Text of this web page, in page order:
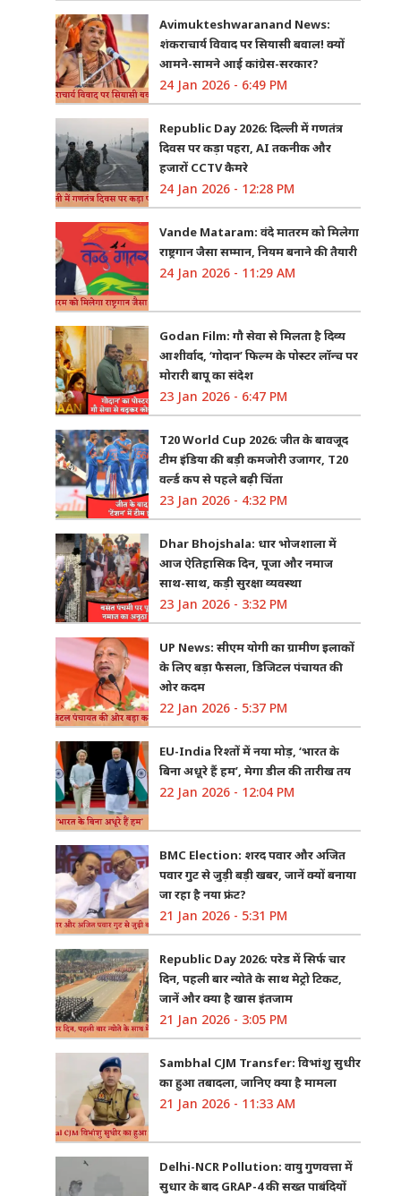
Avimukteshwaranand News:
शंकराचार्य विवाद पर सियासी बवाल! क्यों
आमने-सामने आई कांग्रेस-सरकार?
24 Jan 2026 - 6:49 PM
Republic Day 2026: दिल्ली में गणतंत्र
दिवस पर कड़ा पहरा, AI तकनीक और
हजारों CCTV कैमरे
24 Jan 2026 - 12:28 PM
Vande Mataram: वंदे मातरम को मिलेगा
राष्ट्रगान जैसा सम्मान, नियम बनाने की तैयारी
24 Jan 2026 - 11:29 AM
Godan Film: गौ सेवा से मिलता है दिव्य
आशीर्वाद, ‘गोदान’ फिल्म के पोस्टर लॉन्च पर
मोरारी बापू का संदेश
23 Jan 2026 - 6:47 PM
T20 World Cup 2026: जीत के बावजूद
टीम इंडिया की बड़ी कमजोरी उजागर, T20
वर्ल्ड कप से पहले बढ़ी चिंता
23 Jan 2026 - 4:32 PM
Dhar Bhojshala: धार भोजशाला में
आज ऐतिहासिक दिन, पूजा और नमाज
साथ-साथ, कड़ी सुरक्षा व्यवस्था
23 Jan 2026 - 3:32 PM
UP News: सीएम योगी का ग्रामीण इलाकों
के लिए बड़ा फैसला, डिजिटल पंचायत की
ओर कदम
22 Jan 2026 - 5:37 PM
EU-India रिश्तों में नया मोड़, ‘भारत के
बिना अधूरे हैं हम’, मेगा डील की तारीख तय
22 Jan 2026 - 12:04 PM
BMC Election: शरद पवार और अजित
पवार गुट से जुड़ी बड़ी खबर, जानें क्यों बनाया
जा रहा है नया फ्रंट?
21 Jan 2026 - 5:31 PM
Republic Day 2026: परेड में सिर्फ चार
दिन, पहली बार न्योते के साथ मेट्रो टिकट,
जानें और क्या है खास इंतजाम
21 Jan 2026 - 3:05 PM
Sambhal CJM Transfer: विभांशु सुधीर
का हुआ तबादला, जानिए क्या है मामला
21 Jan 2026 - 11:33 AM
Delhi-NCR Pollution: वायु गुणवत्ता में
सुधार के बाद GRAP-4 की सख्त पाबंदियों